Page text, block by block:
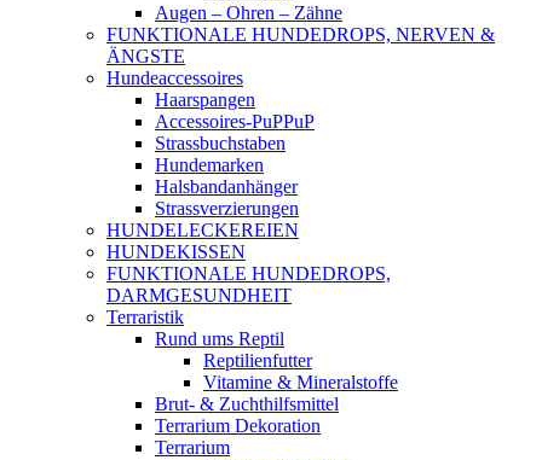
Augen – Ohren – Zähne
FUNKTIONALE HUNDEDROPS, NERVEN &
ÄNGSTE
Hundeaccessoires
Haarspangen
Accessoires-PuPPuP
Strassbuchstaben
Hundemarken
Halsbandanhänger
Strassverzierungen
HUNDELECKEREIEN
HUNDEKISSEN
FUNKTIONALE HUNDEDROPS,
DARMGESUNDHEIT
Terraristik
Rund ums Reptil
Reptilienfutter
Vitamine & Mineralstoffe
Brut- & Zuchthilfsmittel
Terrarium Dekoration
Terrarium